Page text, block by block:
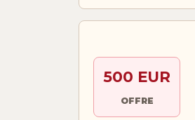
500 EUR
OFFRE